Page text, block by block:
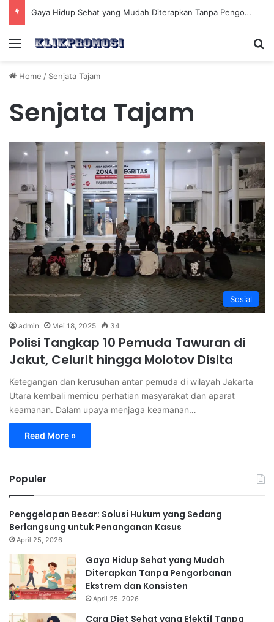
Gaya Hidup Sehat yang Mudah Diterapkan Tanpa Pengorbanan Ekstrem dan Konsisten
Menu
Home / Senjata Tajam
Senjata Tajam
Sosial
admin Mei 18, 2025 34
Polisi Tangkap 10 Pemuda Tawuran di
Jakut, Celurit hingga Molotov Disita
Ketegangan dan kerusuhan antar pemuda di wilayah Jakarta
Utara kembali memicu perhatian masyarakat dan aparat
keamanan. Dalam upaya menjaga keamanan…
Read More »
Populer
Penggelapan Besar: Solusi Hukum yang Sedang
Berlangsung untuk Penanganan Kasus
April 25, 2026
Gaya Hidup Sehat yang Mudah
Diterapkan Tanpa Pengorbanan
Ekstrem dan Konsisten
April 25, 2026
Cara Diet Sehat yang Efektif Tanpa